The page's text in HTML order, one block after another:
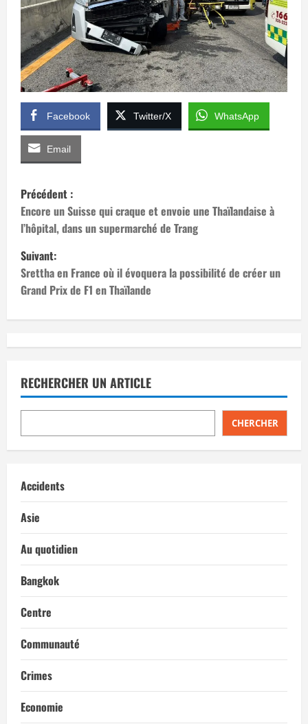
Facebook Twitter/X WhatsApp
Email
N
a
v
i
g
i
o
n
d
’
a
r
t
i
c
l
e
Précédent :
Encore un Suisse qui craque et envoie une Thaïlandaise à
l’hôpital, dans un supermarché de Trang
Suivant:
Srettha en France où il évoquera la possibilité de créer un
Grand Prix de F1 en Thaïlande
RECHERCHER UN ARTICLE
CHERCHER
Accidents
Asie
Au quotidien
Bangkok
Centre
Communauté
Crimes
Economie